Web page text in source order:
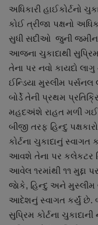
અધિકારી હાઈકોર્ટનો
કોઈ ત્રીજા પક્ષનો
સુધી સદીઓ જુની જમીન
આજના ચુકાદાથી સુપ્રિમ
તેના પર નવો કાયદો
ઈન્ડિયા મુસ્લીમ પર્સનલ
બોર્ડે તેની પ્રથમ
મહદઅંશે રાહત મળી
બીજી તરફ હિન્દુ
કોર્ટના ચુકાદાનું
આવશે તેના પર કલેકટર
આવેલ ૧રમાંથી ૧૧ મુદ્દા
જાેકે, હિન્દુ અને મુસ્લીમ
આદેશનું સ્વાગત કર્યું છે.
સુપ્રિમ કોર્ટના